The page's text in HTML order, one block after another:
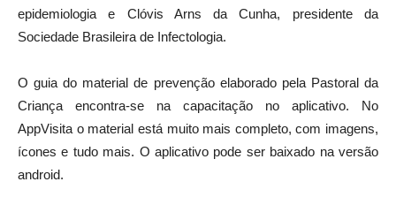
epidemiologia e Clóvis Arns da Cunha, presidente da
Sociedade Brasileira de Infectologia.
O guia do material de prevenção elaborado pela Pastoral da
Criança encontra-se na capacitação no aplicativo. No
AppVisita o material está muito mais completo, com imagens,
ícones e tudo mais. O aplicativo pode ser baixado na versão
android.